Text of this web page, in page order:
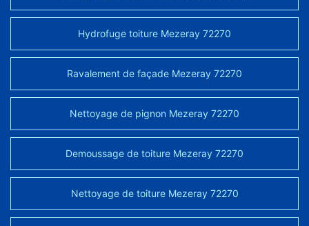
Hydrofuge toiture Mezeray 72270
Ravalement de façade Mezeray 72270
Nettoyage de pignon Mezeray 72270
Demoussage de toiture Mezeray 72270
Nettoyage de toiture Mezeray 72270